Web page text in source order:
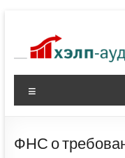
содержимому
ФНС о